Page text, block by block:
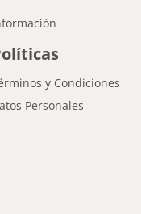
y Condiciones
Personales